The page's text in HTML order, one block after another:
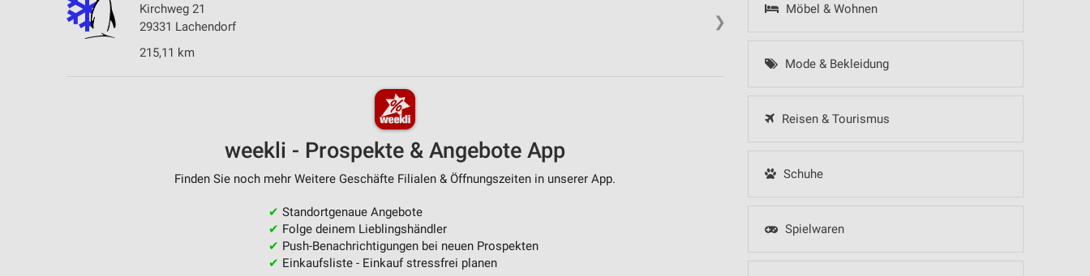
Möbel & Wohnen
Mode & Bekleidung
Reisen & Tourismus
Schuhe
Spielwaren
❯
Kirchweg 21
29331 Lachendorf
215,11 km
weekli - Prospekte & Angebote App
Finden Sie noch mehr Weitere Geschäfte Filialen & Öffnungszeiten in unserer App.
✔ Standortgenaue Angebote
✔ Folge deinem Lieblingshändler
✔ Push-Benachrichtigungen bei neuen Prospekten
✔ Einkaufsliste - Einkauf stressfrei planen